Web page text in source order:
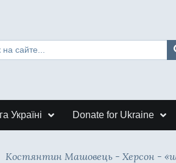
Україні Donate for Ukraine
Костянтин Машовець - Херсон -